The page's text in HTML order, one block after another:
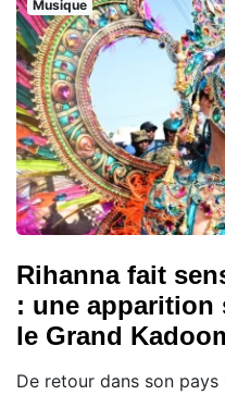
Musique
Rihanna fait
: une apparition
le Grand
De retour dans son pays